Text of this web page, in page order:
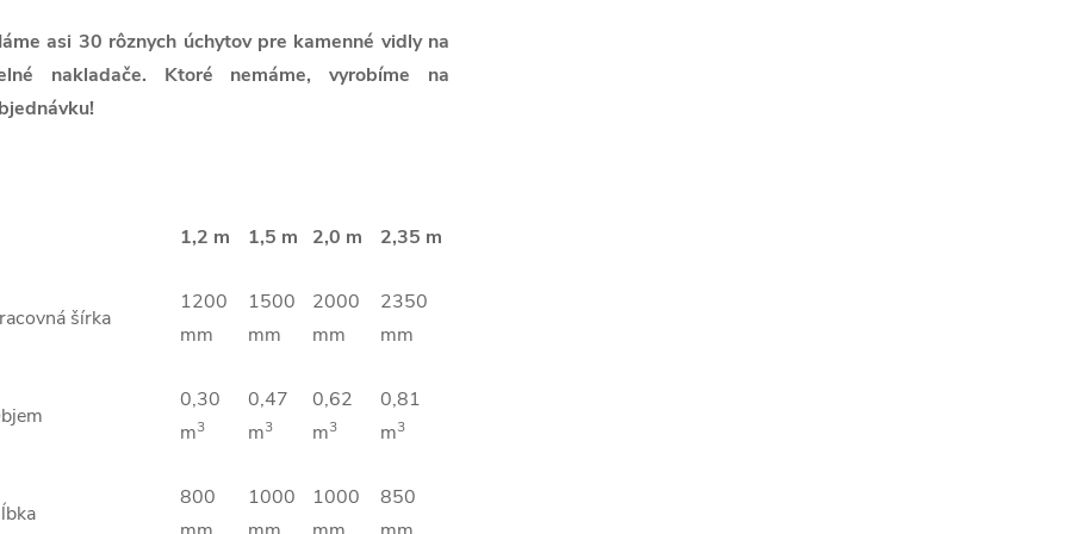
asi 30 rôznych úchytov pre kamenné vidly na
nakladače. Ktoré nemáme, vyrobíme na
1,2 m 1,5 m 2,0 m 2,35 m
šírka
1200
mm
1500
mm
2000
mm
2350
mm
0,30
m3
0,47
m3
0,62
m3
0,81
m3
800
1000
1000
850